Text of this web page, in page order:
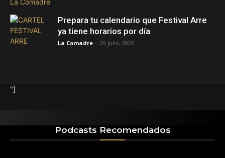
Prepara tu calendario que Festival Arre
ya tiene horarios por día
La Comadre - 29 julio, 2026
"]
Podcasts Recomendados